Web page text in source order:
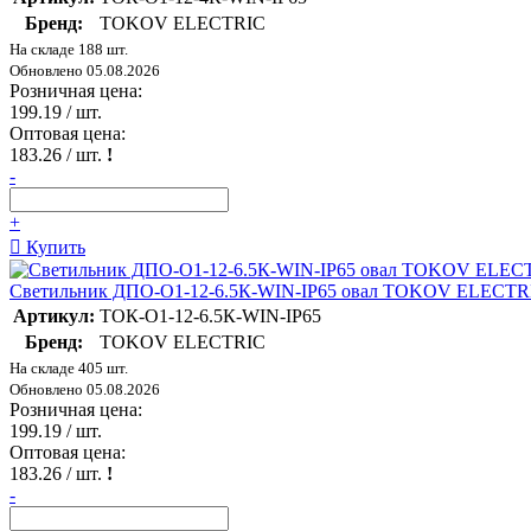
Бренд:
TOKOV ELECTRIC
На складе 188 шт.
Обновлено 05.08.2026
Розничная цена:
199.19 / шт.
Оптовая цена:
183.26 / шт. !
-
+
Купить
Светильник ДПО-О1-12-6.5К-WIN-IP65 овал TOKOV
Артикул: ТОК-О1-12-6.5К-WIN-IP65
Бренд:
TOKOV ELECTRIC
На складе 405 шт.
Обновлено 05.08.2026
Розничная цена:
199.19 / шт.
Оптовая цена:
183.26 / шт. !
-